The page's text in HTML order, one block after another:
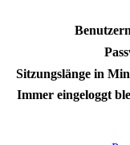
Sitzungslänge in
Immer eingeloggt